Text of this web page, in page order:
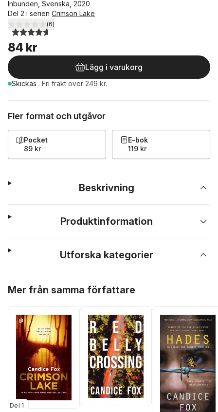
Inbunden, Svenska, 2020
Del 2 i serien Crimson Lake
4,7utav 5 stjärnor. Totalt antal röster:
(6)
84 kr
Lägg i varukorg
Skickas . Fri frakt över 249 kr.
Fler format och utgåvor
Pocket
89 kr
E-bok
119 kr
Beskrivning
Produktinformation
Utforska kategorier
Mer från samma författare
Del 1